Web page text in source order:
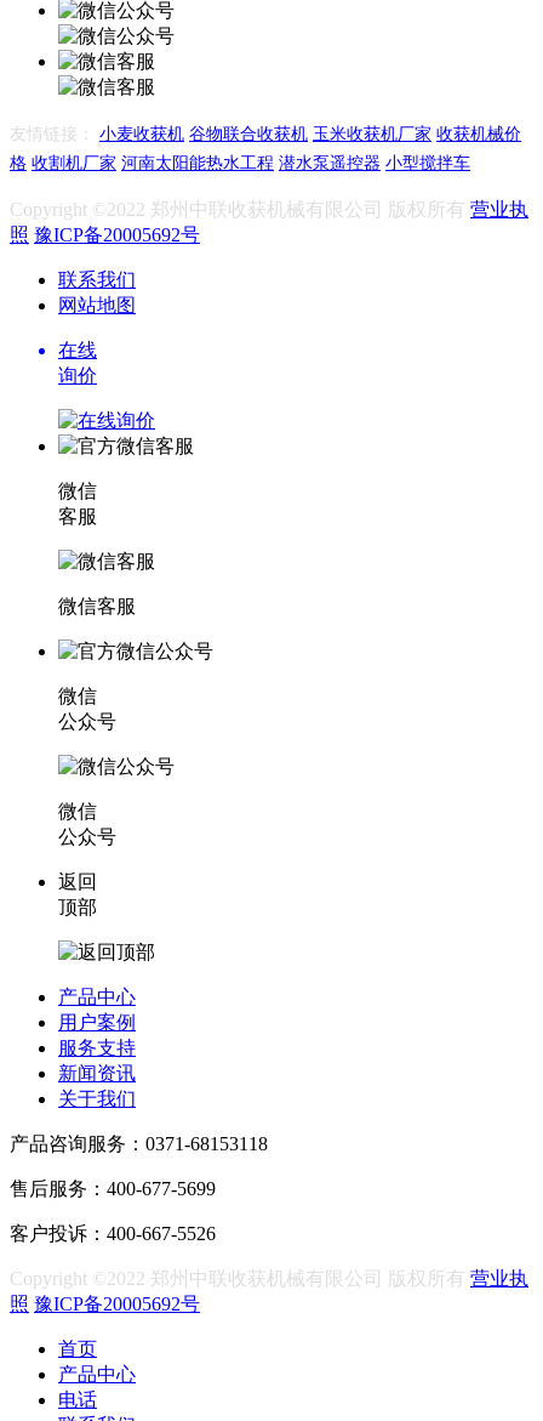
友情链接： 小麦收获机 谷物联合收获机 玉米收获机厂家 收获机械价
格 收割机厂家 河南太阳能热水工程 潜水泵遥控器 小型搅拌车
Copyright ©2022 郑州中联收获机械有限公司 版权所有 营业执
照 豫ICP备20005692号
联系我们
网站地图
在线
询价
微信
客服
微信客服
微信
公众号
微信
公众号
返回
顶部
产品中心
用户案例
服务支持
新闻资讯
关于我们
产品咨询服务：0371-68153118
售后服务：400-677-5699
客户投诉：400-667-5526
Copyright ©2022 郑州中联收获机械有限公司 版权所有 营业执
照 豫ICP备20005692号
首页
产品中心
电话